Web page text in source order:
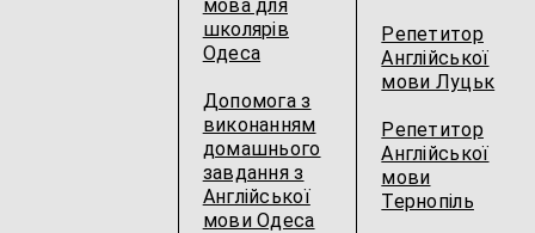
мова для
школярів
Одеса
Допомога з
виконанням
домашнього
завдання з
Англійської
мови Одеса
Репетитор
Англійської
мови Луцьк
Репетитор
Англійської
мови
Тернопіль